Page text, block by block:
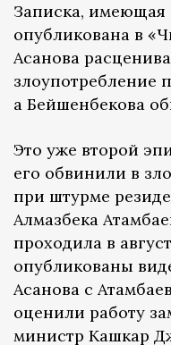
Записка, имеющая
опубликована в
Асанова
злоупотребление
а Бейшенбекова
Это уже второй
его обвинили в
при штурме
Алмазбека
проходила в
опубликованы
Асанова с
оценили работу
министр Кашкар